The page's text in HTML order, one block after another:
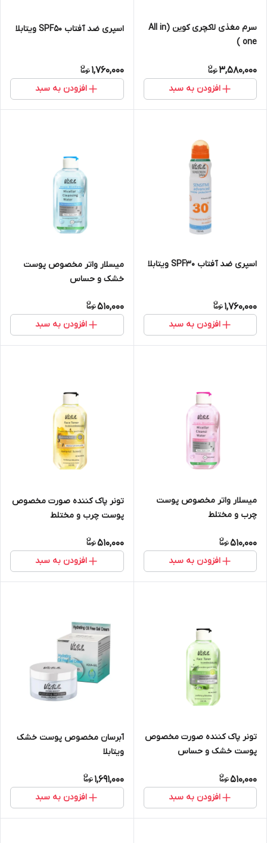
سرم مغذی لاکچری کوین (All in
one )
3,580,000
افزودن به سبد
اسپری ضد آفتاب SPF۵۰ ویتابلا
1,760,000
افزودن به سبد
اسپری ضد آفتاب SPF۳۰ ویتابلا
1,760,000
افزودن به سبد
میسلار واتر مخصوص پوست
خشک و حساس
510,000
افزودن به سبد
میسلار واتر مخصوص پوست
چرب و مختلط
510,000
افزودن به سبد
تونر پاک کننده صورت مخصوص
پوست چرب و مختلط
510,000
افزودن به سبد
تونر پاک کننده صورت مخصوص
پوست خشک و حساس
510,000
افزودن به سبد
آبرسان مخصوص پوست خشک
ویتابلا
1,691,000
افزودن به سبد